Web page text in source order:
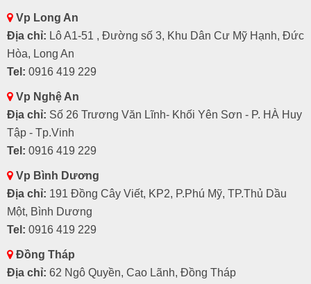
Vp Long An
Địa chỉ: Lô A1-51 , Đường số 3, Khu Dân Cư Mỹ Hạnh, Đức
Hòa, Long An
Tel: 0916 419 229
Vp Nghệ An
Địa chỉ: Số 26 Trương Văn Lĩnh- Khối Yên Sơn - P. HÀ Huy
Tập - Tp.Vinh
Tel: 0916 419 229
Vp Bình Dương
Địa chỉ: 191 Đồng Cây Viết, KP2, P.Phú Mỹ, TP.Thủ Dầu
Một, Bình Dương
Tel: 0916 419 229
Đồng Tháp
Địa chỉ: 62 Ngô Quyền, Cao Lãnh, Đồng Tháp